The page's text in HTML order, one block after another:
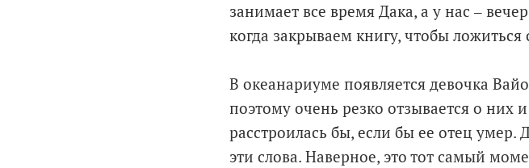
занимает все время Дака, а у нас ‒
когда закрываем книгу, чтобы ложиться
В океанариуме появляется девочка
поэтому очень резко отзывается о них
расстроилась бы, если бы ее отец
эти слова. Наверное, это тот самый